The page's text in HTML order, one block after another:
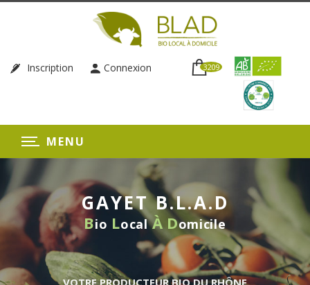
Inscription Connexion 3209
MENU
GAYET B.L.A.D
Bio LocalÀ Domicile
VOTRE PRODUCTEUR BIO DU RHÔNE
VOUS LIVRE EN QUELQUES CLICS